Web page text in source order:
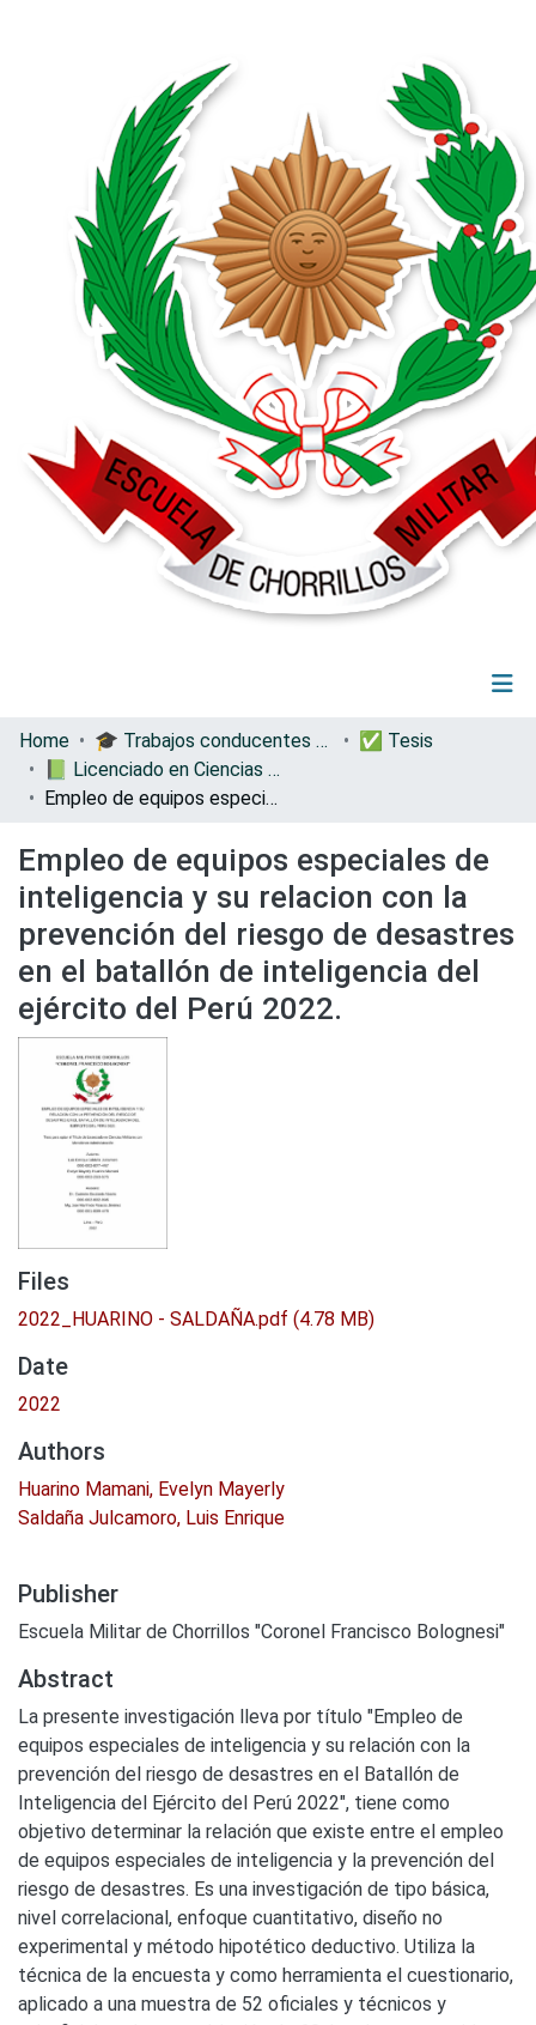
(current)
Communities & Collections
All of DSpace
Statistics
Home 🎓 Trabajos conducentes a grados y títulos
✅ Tesis
📗 Licenciado en Ciencias Militares con Mención en Administración
Empleo de equipos especiales de inteligencia y su relacion con la prevención del riesgo de desastres en el batallón de inteligencia del ejército del Perú 2022.
Empleo de equipos especiales de
inteligencia y su relacion con la
prevención del riesgo de desastres
en el batallón de inteligencia del
ejército del Perú 2022.
Files
2022_HUARINO - SALDAÑA.pdf (4.78 MB)
Date
2022
Authors
Huarino Mamani, Evelyn Mayerly
Saldaña Julcamoro, Luis Enrique
Publisher
Escuela Militar de Chorrillos "Coronel Francisco Bolognesi"
Abstract
La presente investigación lleva por título "Empleo de
equipos especiales de inteligencia y su relación con la
prevención del riesgo de desastres en el Batallón de
Inteligencia del Ejército del Perú 2022", tiene como
objetivo determinar la relación que existe entre el empleo
de equipos especiales de inteligencia y la prevención del
riesgo de desastres. Es una investigación de tipo básica,
nivel correlacional, enfoque cuantitativo, diseño no
experimental y método hipotético deductivo. Utiliza la
técnica de la encuesta y como herramienta el cuestionario,
aplicado a una muestra de 52 oficiales y técnicos y